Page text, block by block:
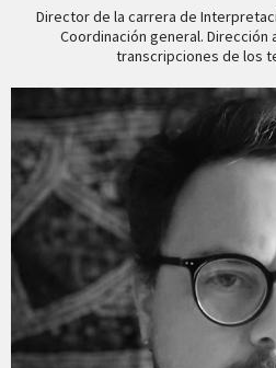
Director de la carrera de
Coordinación general. Dirección
transcripciones de los